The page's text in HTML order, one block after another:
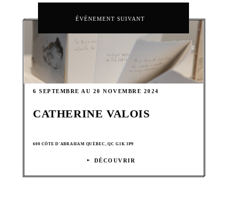
ÉVÉNEMENT SUIVANT
6 SEPTEMBRE AU 20 NOVEMBRE 2024
CATHERINE VALOIS
600 CÔTE D'ABRAHAM QUÉBEC, QC G1K 3P9
DÉCOUVRIR